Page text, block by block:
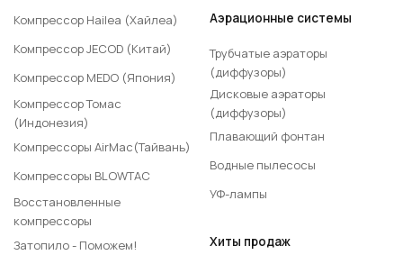
Компрессор Hailea (Хайлеа)
Компрессор JECOD (Китай)
Компрессор MEDO (Япония)
Компрессор Томас
(Индонезия)
Компрессоры AirMac(Тайвань)
Компрессоры BLOWTAC
Восстановленные
компрессоры
Затопило - Поможем!
Аэрационные системы
Трубчатые аэраторы
(диффузоры)
Дисковые аэраторы
(диффузоры)
Плавающий фонтан
Водные пылесосы
УФ-лампы
Хиты продаж